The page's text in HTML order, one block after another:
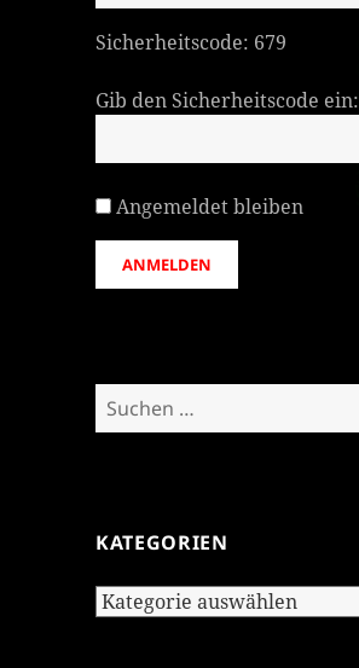
Sicherheitscode: 679
Gib den Sicherheitscode ein:
Angemeldet bleiben
ANMELDEN
Suchen
nach:
KATEGORIEN
Kategorien